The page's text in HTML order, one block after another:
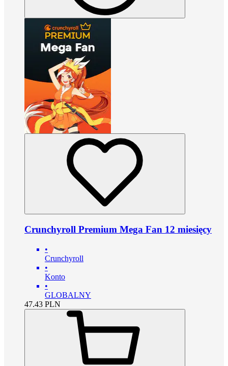
Crunchyroll Premium Mega Fan 12 miesięcy
•
Crunchyroll
•
Konto
•
GLOBALNY
47.43 PLN